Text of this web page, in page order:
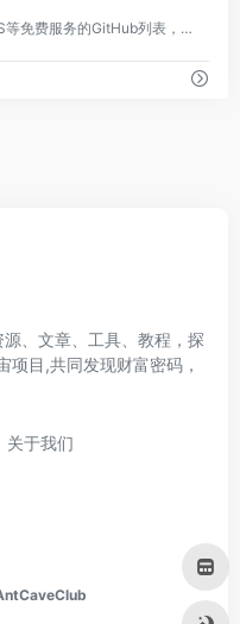
一个汇集SaaS、PaaS、IaaS等免费服务的GitHub列表，涵盖DevOps和开发者常用的各种免费层级，持续更新。
、文章、工具、教程，探
项目,共同发现财富密码，
关于我们